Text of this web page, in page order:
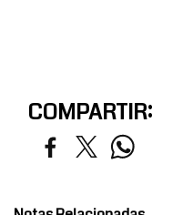
COMPARTIR: